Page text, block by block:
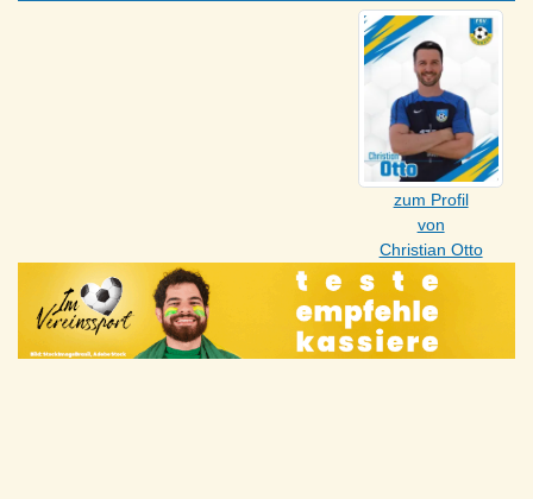
zum Profil
von
Christian Otto